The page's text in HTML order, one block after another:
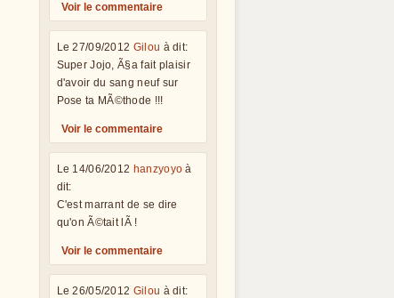
Voir le commentaire
Le 27/09/2012 Gilou à dit:
Super Jojo, Ã§a fait plaisir
d'avoir du sang neuf sur
Pose ta MÃ©thode !!!
Voir le commentaire
Le 14/06/2012 hanzyoyoà
dit:
C'est marrant de se dire
qu'on Ã©tait lÃ !
Voir le commentaire
Le 26/05/2012 Gilou à dit: